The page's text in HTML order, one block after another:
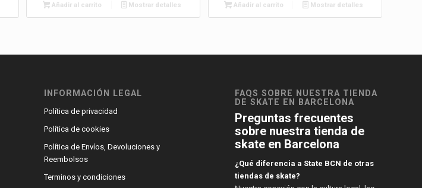
Añadir al carrito Mostrar detalles Añadir al carrito Mostrar detalles
INFORMACIÓN LEGAL
Política de privacidad
Política de cookies
Política de Envíos, Devoluciones y
Reembolsos
Terminos y condiciones
FAQS SOBRE NUESTRA TIENDA
DE SKATE EN BARCELONA
Preguntas frecuentes
sobre nuestra tienda de
skate en Barcelona
¿Qué diferencia a State BCN de otras
tiendas de skate?